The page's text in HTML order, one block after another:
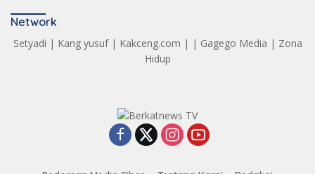
Network
Setyadi | Kang yusuf| Kakceng.com | | Gagego Media | Zona
Hidup